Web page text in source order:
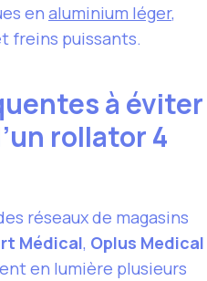
en aluminium léger,
freins puissants.
à éviter
rollator 4
réseaux de magasins
Médical, Oplus Medical
en lumière plusieurs